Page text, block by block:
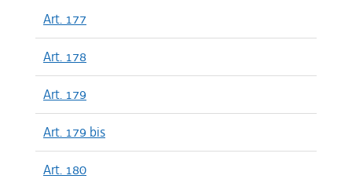
Art. 177
Art. 178
Art. 179
Art. 179 bis
Art. 180